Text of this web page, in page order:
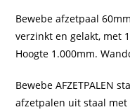
Bewebe afzetpaal
verzinkt en gelakt, met
Hoogte 1.000mm.
Bewebe AFZETPALEN
afzetpalen uit staal